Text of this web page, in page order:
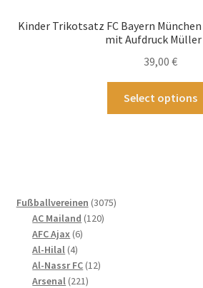
Kinder Trikotsatz FC Bayern
mit Aufdruck Müller
39,00 €
Select options
Fußballvereinen 30753075
AC Mailand 120120
AFC Ajax 66
Al-Hilal 44
Produkte
Al-Nassr FC 1212
Arsenal 221221